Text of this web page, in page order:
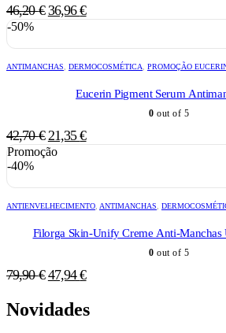
46,20€ O
46,20 €.
36,96€O
36,96 €.
-50%
ANTIMANCHAS DERMOCOSMÉTICA PROMOÇÃO
Eucerin Pigment Serum
0 out of 5
42,70€ O
preço
era:
42,70 €.
21,35€O
é:
21,35 €.
Promoção
-40%
ANTIENVELHECIMENTO ANTIMANCHAS
Filorga Skin-Unify Creme Anti-
0 out of 5
79,90€ O
original
47,94€O
atual
Novidades